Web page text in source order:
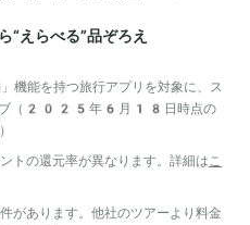
えらべる”品ぞろえ
機能を持つ旅行アプリを対象に、ス
リブ（2025年6月18日時点の
の還元率が異なります。詳細は こ
あります。他社のツアーより料金